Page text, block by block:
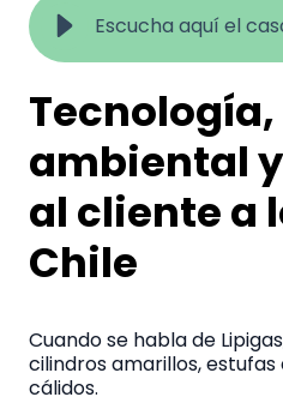
ambiental
al cliente a
Chile
Cuando se habla de
cilindros amarillos,
cálidos.